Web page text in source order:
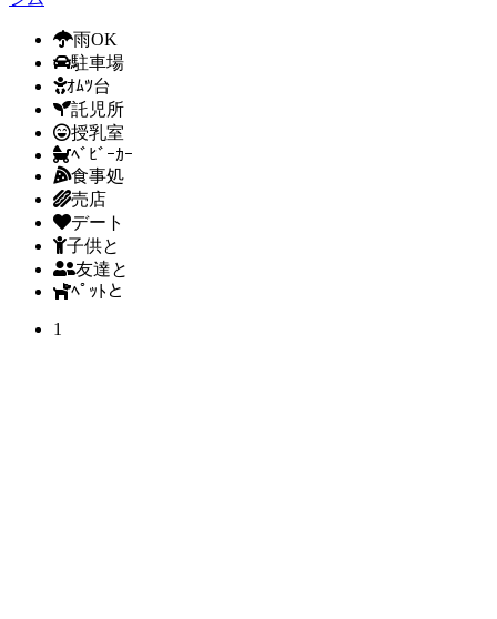
雨OK
駐車場
ｵﾑﾂ台
託児所
授乳室
ﾍﾞﾋﾞｰｶｰ
食事処
売店
デート
子供と
友達と
ﾍﾟｯﾄと
1